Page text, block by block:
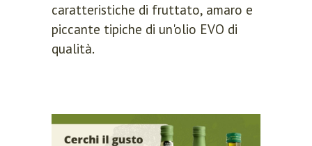
caratteristiche di fruttato, amaro e
piccante tipiche di un'olio EVO di
qualità.